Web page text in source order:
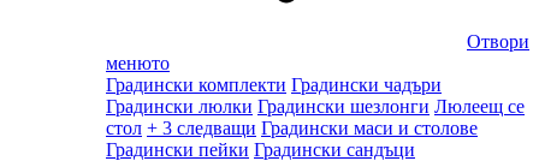
Отвори
менюто
Градински комплекти Градински чадъри
Градински люлки Градински шезлонги Люлеещ се
стол + 3 следващи Градински маси и столове
Градински пейки Градински сандъци